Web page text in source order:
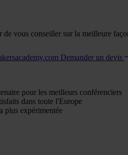
vous conseiller sur la meilleure
Demander un devis
pour les meilleurs conférenciers
dans toute l'Europe
plus expérimentée